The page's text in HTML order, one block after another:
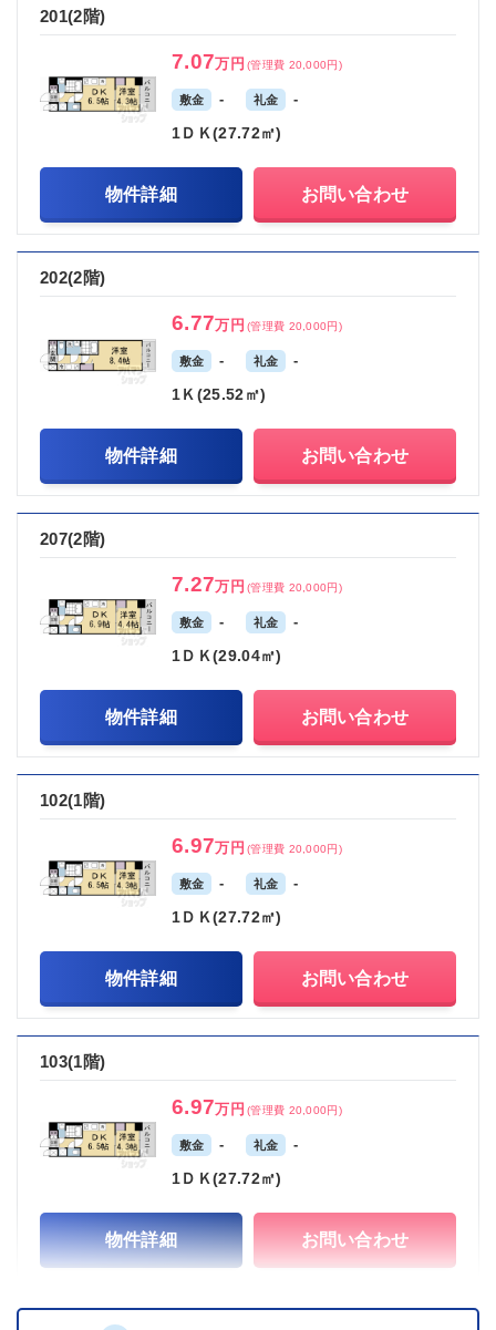
201(2階)
7.07万円 (管理費 20,000円)
敷金 - 礼金 -
1ＤＫ(27.72㎡)
物件詳細 お問い合わせ
202(2階)
6.77万円 (管理費 20,000円)
敷金 - 礼金 -
1Ｋ(25.52㎡)
物件詳細 お問い合わせ
207(2階)
7.27万円 (管理費 20,000円)
敷金 - 礼金 -
1ＤＫ(29.04㎡)
物件詳細 お問い合わせ
102(1階)
6.97万円 (管理費 20,000円)
敷金 - 礼金 -
1ＤＫ(27.72㎡)
物件詳細 お問い合わせ
103(1階)
6.97万円 (管理費 20,000円)
敷金 - 礼金 -
1ＤＫ(27.72㎡)
物件詳細 お問い合わせ